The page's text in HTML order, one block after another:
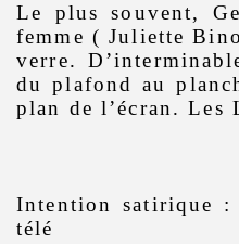
Le plus souvent,
femme ( Juliette
verre.
du plafond au
plan de l’écran. Les
Intention satirique :
télé